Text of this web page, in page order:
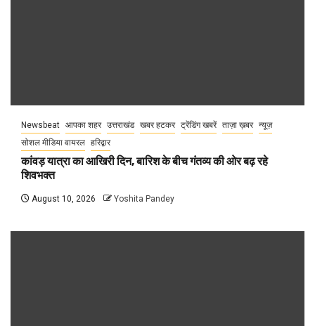
Newsbeat आपका शहर उत्तराखंड खबर हटकर ट्रेंडिंग खबरें ताज़ा ख़बर न्यूज़
सोशल मीडिया वायरल हरिद्वार
कांवड़ यात्रा का आखिरी दिन, बारिश के बीच गंतव्य की ओर बढ़ रहे
शिवभक्त
August 10, 2026 Yoshita Pandey